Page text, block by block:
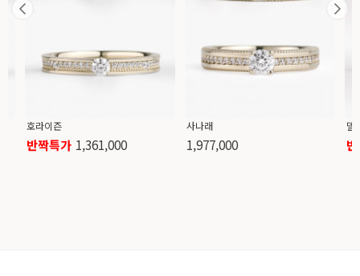
호라이즌
반짝특가 1,361,000
사나래
1,977,000
델